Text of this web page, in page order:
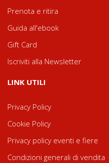
Prenota e ritira
Guida all'ebook
Gift Card
Iscriviti alla Newsletter
LINK UTILI
Privacy Policy
Cookie Policy
Privacy policy eventi e fiere
Condizioni generali di vendita